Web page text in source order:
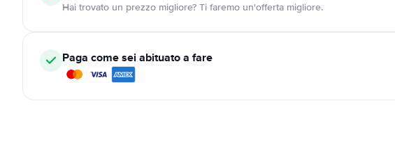
Hai trovato un prezzo migliore? Ti faremo un'offerta migliore.
Paga come sei abituato a fare